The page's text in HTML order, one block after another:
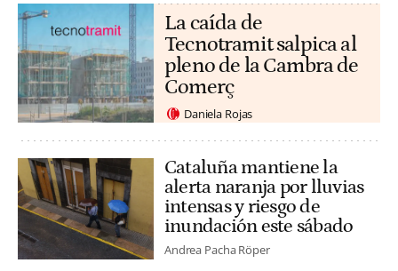
La caída de
Tecnotramit salpica al
pleno de la Cambra de
Comerç
Daniela Rojas
Cataluña mantiene la
alerta naranja por lluvias
intensas y riesgo de
inundación este sábado
Andrea Pacha Röper